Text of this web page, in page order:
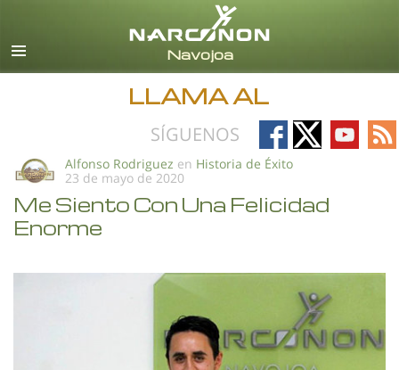
Español
Todas las Regiones/Idiomas
LLAMA AL
SÍGUENOS
Follow
on
Follow
on
Follow
on
on
Alfonso Rodriguez en Historia de Éxito
23 de mayo de 2020
Me Siento Con Una Felicidad
Enorme